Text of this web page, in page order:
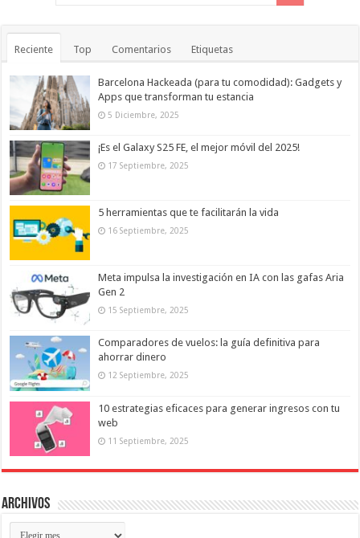
Reciente Top Comentarios Etiquetas
Barcelona Hackeada (para tu comodidad): Gadgets y
Apps que transforman tu estancia
5 Diciembre, 2025
¡Es el Galaxy S25 FE, el mejor móvil del 2025!
17 Septiembre, 2025
5 herramientas que te facilitarán la vida
16 Septiembre, 2025
Meta impulsa la investigación en IA con las gafas Aria
Gen 2
15 Septiembre, 2025
Comparadores de vuelos: la guía definitiva para
ahorrar dinero
12 Septiembre, 2025
10 estrategias eficaces para generar ingresos con tu
web
11 Septiembre, 2025
Archivos